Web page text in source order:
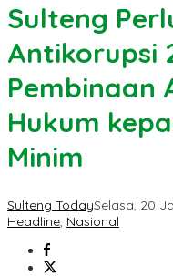
Sulteng
Antikorupsi
Pembinaan
Hukum
Minim
Sulteng TodaySelasa, 20
Headline, Nasional